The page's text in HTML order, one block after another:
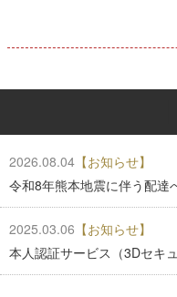
2026.08.04 【お知らせ】
令和8年熊本地震に伴う配達
2025.03.06 【お知らせ】
本人認証サービス（3Dセキ